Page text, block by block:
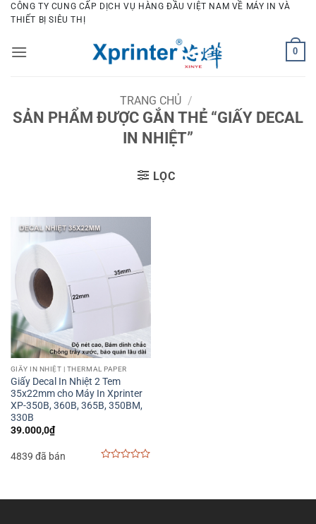
Bỏ
qua
dung
CÔNG TY CUNG CẤP DỊCH VỤ HÀNG ĐẦU VIỆT NAM VỀ MÁY IN VÀ
THIẾT BỊ SIÊU THỊ
0
TRANG CHỦ /
SẢN PHẨM ĐƯỢC GẮN THẺ “GIẤY DECAL
IN NHIỆT”
LỌC
GIẤY IN NHIỆT | THERMAL PAPER
Giấy Decal In Nhiệt 2 Tem
35x22mm cho Máy In Xprinter
XP-350B, 360B, 365B, 350BM,
330B
39.000,0₫
4839 đã bán
5